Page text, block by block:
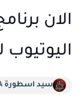
الان
اليوتيوب
سيد اسطورة SAYED ASTORA